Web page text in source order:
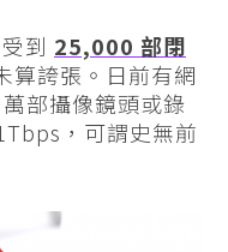
到 25,000 部閉
算誇張。日前有網
部攝像鏡頭或錄
，可謂史無前